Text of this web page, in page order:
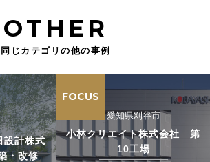
OTHER
同じカテゴリの他の事例
設計株式
・改修
FOCUS
愛知県刈谷市
小林クリエイト株式会社 第
10工場